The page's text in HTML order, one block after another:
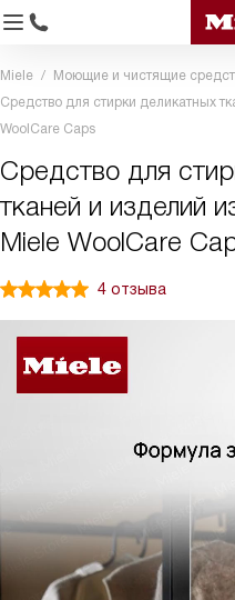
Miele Моющие и чистящие
Средство для стирки деликатных
WoolCare Caps
Средство для
тканей и изделий
Miele WoolCare
4 отзыва